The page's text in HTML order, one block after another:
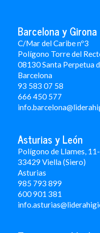
Barcelona y Girona
C/Mar del Caribe nº3
Polígono Torre del
08130 Santa Perpetua
Barcelona
93 583 07 58
666 450 577
Asturias y León
Polígono de Llames,
33429 Viella (Siero)
Asturias
985 793 899
600 901 381